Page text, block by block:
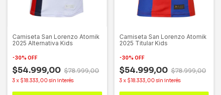
Camiseta San Lorenzo Atomik
2025 Alternativa Kids
-30% OFF
$54.999,00 $78.999,00
3 x $18.333,00 sin interés
Camiseta San Lorenzo Atomik
2025 Titular Kids
-30% OFF
$54.999,00 $78.999,00
3 x $18.333,00 sin interés